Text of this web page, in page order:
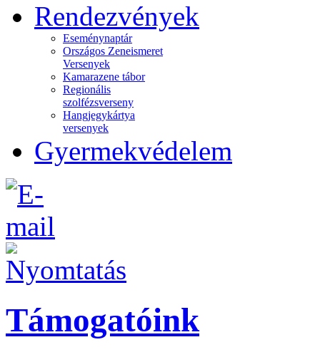
Rendezvények
Eseménynaptár
Országos Zeneismeret
Versenyek
Kamarazene tábor
Regionális
szolfézsverseny
Hangjegykártya
versenyek
Gyermekvédelem
Támogatóink